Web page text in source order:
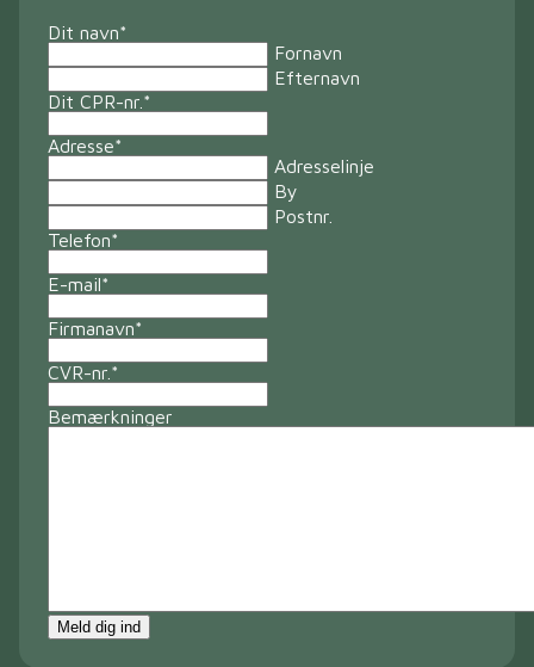
Dit navn*
Fornavn
Efternavn
Dit CPR-nr. *
Adresse*
Adresselinje
By
Postnr.
Telefon*
E-mail*
Firmanavn*
CVR-nr. *
Bemærkninger